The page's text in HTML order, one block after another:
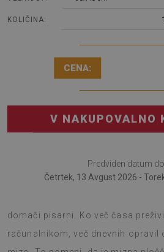
KOLIČINA: 1
CENA:
V NAKUPOVALNO
Predviden datum
Četrtek, 13 Avgust 2026 -
domači pisarni. Ko več časa
računalnikom, več dnevnih opravil